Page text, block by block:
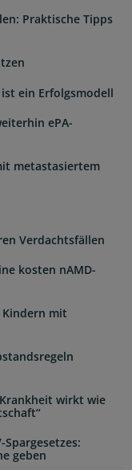
Praktische Tipps
ein Erfolgsmodell
ePA-
metastasiertem
Verdachtsfällen
kosten nAMD-
Kindern mit
wirkt wie
geben